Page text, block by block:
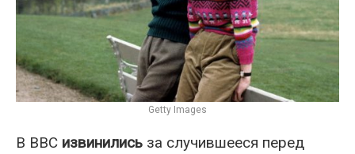
Getty Images
В ВВС извинились за случившееся перед